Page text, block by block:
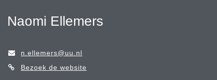
Naomi Ellemers
n.ellemers@uu.nl
Bezoek de website